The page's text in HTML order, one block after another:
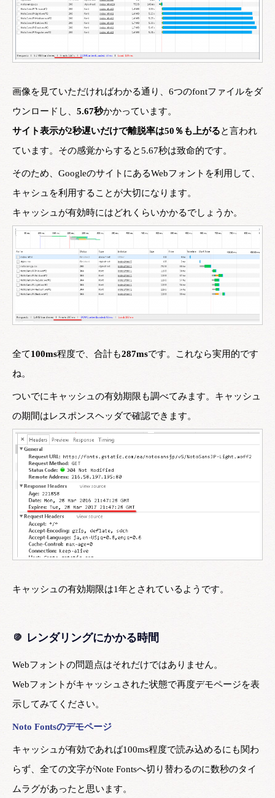
画像を見ていただければわかる通り、6つのfontファイルをダ
ウンロードし、 5.67秒かかっています。
サイト表示が2秒遅いだけで離脱率は50％も上がると言われ
ています。その感覚からすると5.67秒は致命的です。
そのため、GoogleのサイトにあるWebフォントを利用して、
キャシュを利用することが大切になります。
キャッシュが有効時にはどれくらいかかるでしょうか。
全て100ms程度で、合計も287msです。これなら実用的です
ね。
ついでにキャッシュの有効期限も調べてみます。キャッシュ
の期間はレスポンスヘッダで確認できます。
キャッシュの有効期限は1年とされているようです。
レンダリングにかかる時間
Webフォントの問題点はそれだけではありません。
Webフォントがキャッシュされた状態で再度デモページを表
示してみてください。
Noto Fontsのデモページ
キャッシュが有効であれば100ms程度で読み込めるにも関わ
らず、全ての文字がNote Fontsへ切り替わるのに数秒のタイ
ムラグがあったと思います。